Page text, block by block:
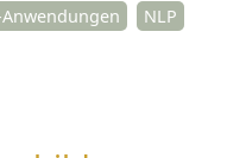
Anwendungen
NLP